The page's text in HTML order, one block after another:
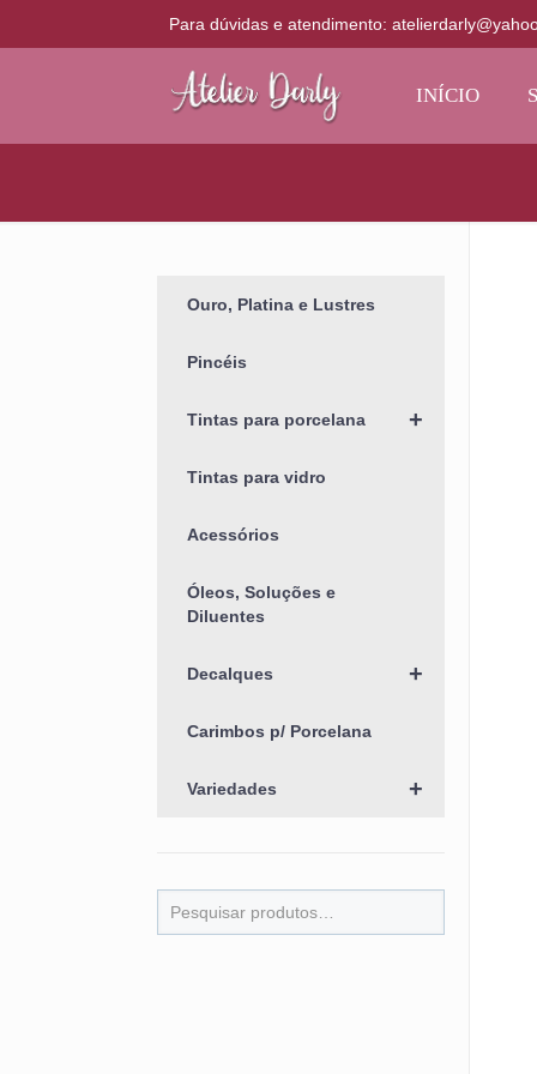
Para dúvidas e atendimento:
INÍCIO
Ouro, Platina e Lustres
Pincéis
+
Tintas para porcelana
Tintas para vidro
Acessórios
Óleos, Soluções e
Diluentes
+
Decalques
Carimbos p/ Porcelana
+
Variedades